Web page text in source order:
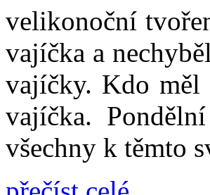
velikonoční
vajíčka a
vajíčky. Kdo měl
vajíčka.
všechny k těmto